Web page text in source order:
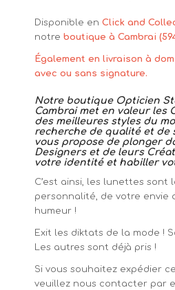
Disponible en Click and
notre boutique à Cambrai
Également en livraison à
avec ou sans signature.
Notre boutique Opticien
Cambrai met en valeur les
des meilleures styles du
recherche de qualité et de
vous propose de plonger
Designers et de leurs
votre identité et habiller
C’est ainsi, les lunettes sont
personnalité, de votre envie
humeur !
Exit les diktats de la mode !
Les autres sont déjà pris !
Si vous souhaitez expédier
veuillez nous contacter par